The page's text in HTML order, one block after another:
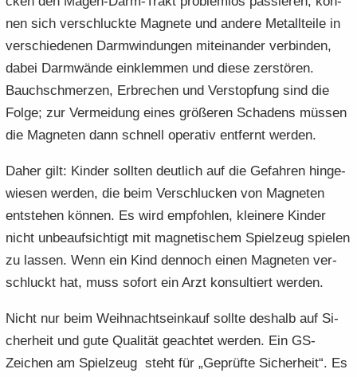
nen sich ver­schluck­te Ma­gne­te und an­de­re Me­tall­tei­le in
ver­schie­de­nen Darm­win­dun­gen mit­ein­an­der ver­bin­den,
dabei Darm­wän­de ein­klem­men und diese zer­stö­ren.
Bauch­schmer­zen, Er­bre­chen und Ver­stop­fung sind die
Folge; zur Ver­mei­dung eines grö­ße­ren Scha­dens müs­sen
die Ma­gne­ten dann schnell ope­ra­tiv ent­fernt wer­den.
Daher gilt: Kin­der soll­ten deut­lich auf die Ge­fah­ren hin­ge­
wie­sen wer­den, die beim Ver­schlu­cken von Ma­gne­ten
ent­ste­hen kön­nen. Es wird emp­foh­len, klei­ne­re Kin­der
nicht un­be­auf­sich­tigt mit ma­gne­ti­schem Spiel­zeug spie­len
zu las­sen. Wenn ein Kind den­noch einen Ma­gne­ten ver­
schluckt hat, muss so­fort ein Arzt kon­sul­tiert wer­den.
Nicht nur beim Weih­nachts­ein­kauf soll­te des­halb auf Si­
cher­heit und gute Qua­li­tät ge­ach­tet wer­den. Ein GS-​
Zeichen am Spiel­zeug steht für „Ge­prüf­te Si­cher­heit“. Es